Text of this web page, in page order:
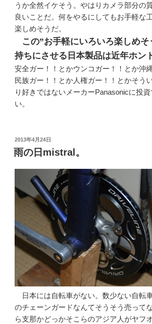
うか全然イケそう。やはりカメラ部分の
良いことだ。何をやるにしてもお手軽な
楽しめそうだ。
この”お手軽にいろいろ楽しめそ
持ちにさせる日本製品は近年ホン
安全ガー！！とかウンコガー！！とか沖
民族ガー！！とか人権ガー！！とかそう
り好きではないメーカーPanasonicに投
い。
投
稿
日:
2013年4月24日
雨の日mistral。
日本には自転車がない。数少ない自転
のチェーンガードなんてそうそう売って
ら支那かどっかそこらのアジア人がヤフ